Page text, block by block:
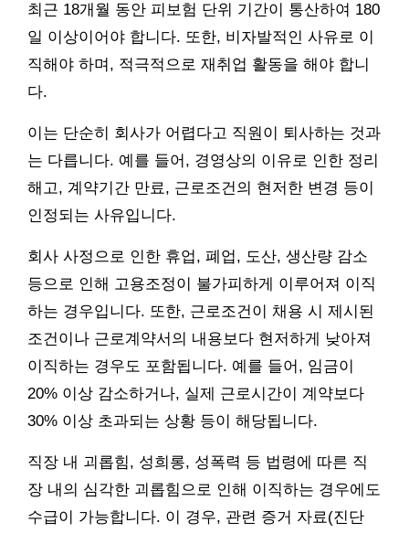
최근 18개월 동안 피보험 단위 기간이 통산하여 180
일 이상이어야 합니다. 또한, 비자발적인 사유로 이
직해야 하며, 적극적으로 재취업 활동을 해야 합니
다.
이는 단순히 회사가 어렵다고 직원이 퇴사하는 것과
는 다릅니다. 예를 들어, 경영상의 이유로 인한 정리
해고, 계약기간 만료, 근로조건의 현저한 변경 등이
인정되는 사유입니다.
회사 사정으로 인한 휴업, 폐업, 도산, 생산량 감소
등으로 인해 고용조정이 불가피하게 이루어져 이직
하는 경우입니다. 또한, 근로조건이 채용 시 제시된
조건이나 근로계약서의 내용보다 현저하게 낮아져
이직하는 경우도 포함됩니다. 예를 들어, 임금이
20% 이상 감소하거나, 실제 근로시간이 계약보다
30% 이상 초과되는 상황 등이 해당됩니다.
직장 내 괴롭힘, 성희롱, 성폭력 등 법령에 따른 직
장 내의 심각한 괴롭힘으로 인해 이직하는 경우에도
수급이 가능합니다. 이 경우, 관련 증거 자료(진단